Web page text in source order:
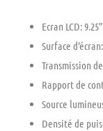
Ecran LCD:
Surface
Transmission
Rapport de
Source
Densité de